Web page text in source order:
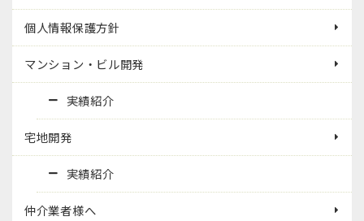
個人情報保護方針
マンション・ビル開発
実績紹介
宅地開発
実績紹介
仲介業者様へ